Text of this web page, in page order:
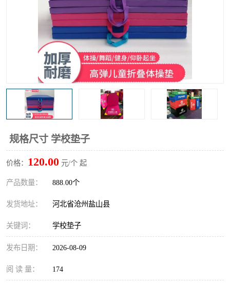
规格尺寸 学校垫子
价格： 120.00 元/个 起
产品数量： 888.00个
发货地址： 河北省沧州盐山县
关键词： 学校垫子
发布日期： 2026-08-09
阅 读 量： 174